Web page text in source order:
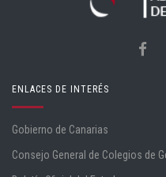
ENLACES DE INTERÉS
Gobierno de Canarias
Consejo General de Colegios de